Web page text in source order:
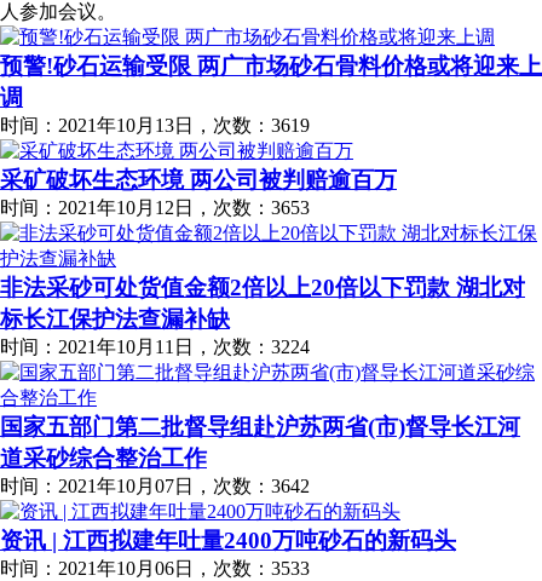
人参加会议。
预警!砂石运输受限 两广市场砂石骨料价格或将迎来上
调
时间：2021年10月13日，次数：3619
采矿破坏生态环境 两公司被判赔逾百万
时间：2021年10月12日，次数：3653
非法采砂可处货值金额2倍以上20倍以下罚款 湖北对
标长江保护法查漏补缺
时间：2021年10月11日，次数：3224
国家五部门第二批督导组赴沪苏两省(市)督导长江河
道采砂综合整治工作
时间：2021年10月07日，次数：3642
资讯 | 江西拟建年吐量2400万吨砂石的新码头
时间：2021年10月06日，次数：3533